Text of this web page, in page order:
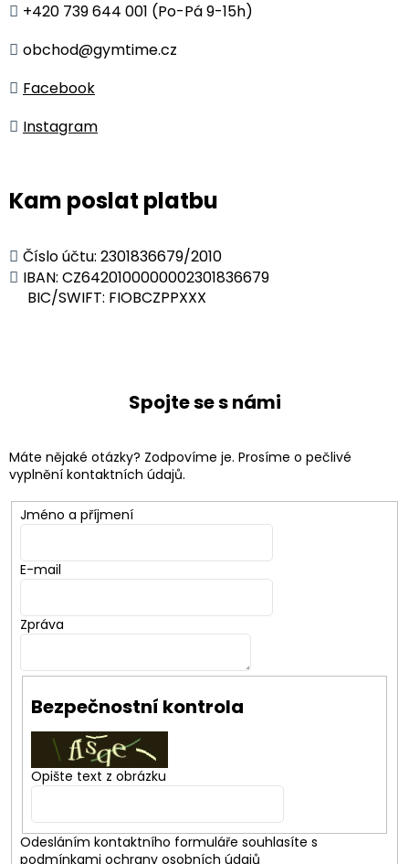
+420 739 644 001 (Po-Pá 9-15h)
obchod@gymtime.cz
Facebook
Instagram
Kam poslat platbu
Číslo účtu: 2301836679/2010
IBAN: CZ6420100000002301836679
BIC/SWIFT: FIOBCZPPXXX
Spojte se s námi
Máte nějaké otázky? Zodpovíme je. Prosíme o pečlivé
vyplnění kontaktních údajů.
Jméno a příjmení
E-mail
Zpráva
Bezpečnostní kontrola
Opište text z obrázku
Odesláním kontaktního formuláře souhlasíte s
podmínkami ochrany osobních údajů